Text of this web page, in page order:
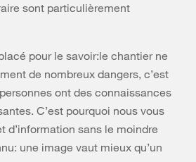
sont particulièrement
pour le savoir:le chantier ne
de nombreux dangers, c’est
ont des connaissances
C’est pourquoi nous vous
d’information sans le moindre
une image vaut mieux qu’un